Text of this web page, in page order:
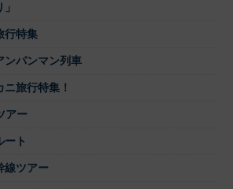
行特集
ンパンマン列車
旅行特集！
アー
ート
線ツアー